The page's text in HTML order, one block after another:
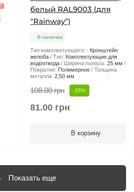
белый RAL9003 (для
"Rainway")
В наличии
Тип комплектующего: : Кронштейн
желоба
Тип: Комплектующие для
водоотвода
Ширина полосы: 25 мм
Покрытие: Полимерное
Толщина
металла: 2,50 мм
108.00 грн -25%
81.00 грн
В корзину
Показать еще